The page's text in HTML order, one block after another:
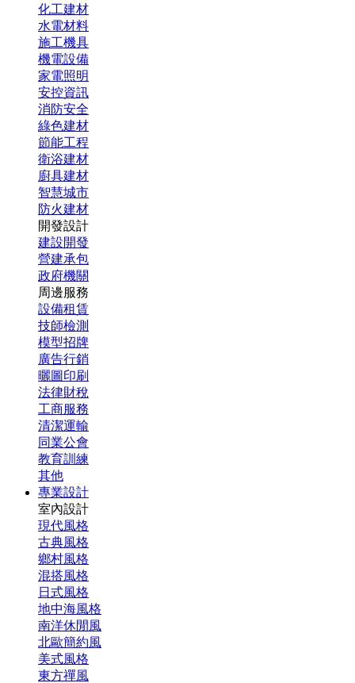
化工建材
水電材料
施工機具
機電設備
家電照明
安控資訊
消防安全
綠色建材
節能工程
衛浴建材
廚具建材
智慧城市
防火建材
開發設計
建設開發
營建承包
政府機關
周邊服務
設備租賃
技師檢測
模型招牌
廣告行銷
曬圖印刷
法律財稅
工商服務
清潔運輸
同業公會
教育訓練
其他
專業設計
室內設計
現代風格
古典風格
鄉村風格
混搭風格
日式風格
地中海風格
南洋休閒風
北歐簡約風
美式風格
東方禪風